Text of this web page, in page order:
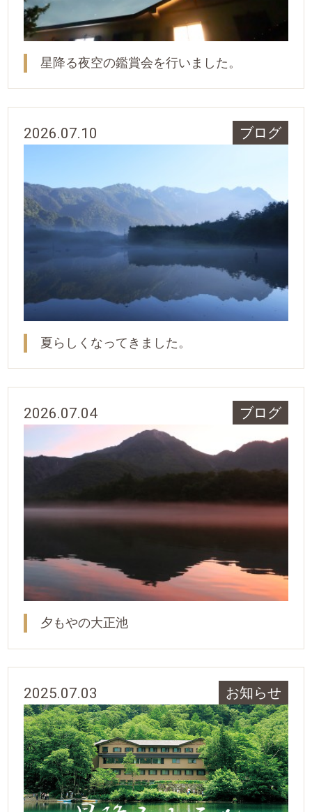
星降る夜空の鑑賞会を行いました。
2026.07.10 ブログ
夏らしくなってきました。
2026.07.04 ブログ
夕もやの大正池
2025.07.03 お知らせ